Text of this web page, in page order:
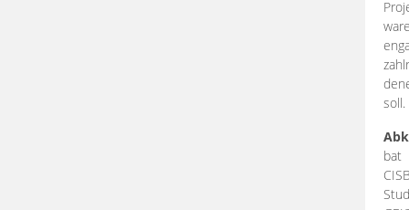
zahlr
soll.
bat